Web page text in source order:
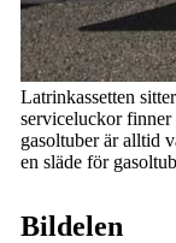
Latrinkassetten
serviceluckor finner
gasoltuber är alltid
en släde för
Bildelen